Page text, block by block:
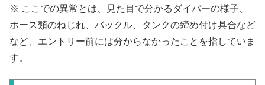
※ ここでの異常とは、見た目で分かるダイバーの様子、
ホース類のねじれ、バックル、タンクの締め付け具合など
など、エントリー前には分からなかったことを指していま
す。